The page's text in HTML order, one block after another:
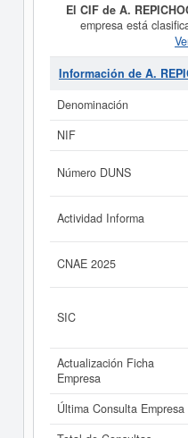
El CIF de A.
empresa está
categoría 5630 -
C.B.se encuentra
número 58130000. Se
11/05/2011. Aquí
Si está interesado en
este Informe ampliado
consultar los
como los balances y
La última actualización
Información de A.
Denominación
NIF
Número DUNS
Actividad Informa
CNAE 2025
SIC
Actualización Ficha
Empresa
Última Consulta Empresa